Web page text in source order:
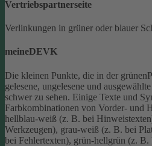
Vertriebspartnerseite
Verlinkungen in grüner oder blauer
meineDEVK
Die kleinen Punkte, die in der
gelesene, ungelesene und
schwer zu sehen. Einige Texte und
Farbkombinationen von Vorder- und
hellblau-weiß (z. B. bei
Werkzeugen), grau-weiß (z. B. bei
bei Fehlertexten), grün-hellgrün (z. B.